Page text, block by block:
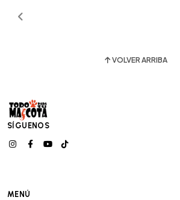
VOLVER ARRIBA
SÍGUENOS
MENÚ